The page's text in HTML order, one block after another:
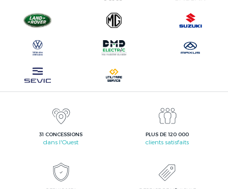
31 CONCESSIONS
dans l'Ouest
PLUS DE 120 000
clients satisfaits